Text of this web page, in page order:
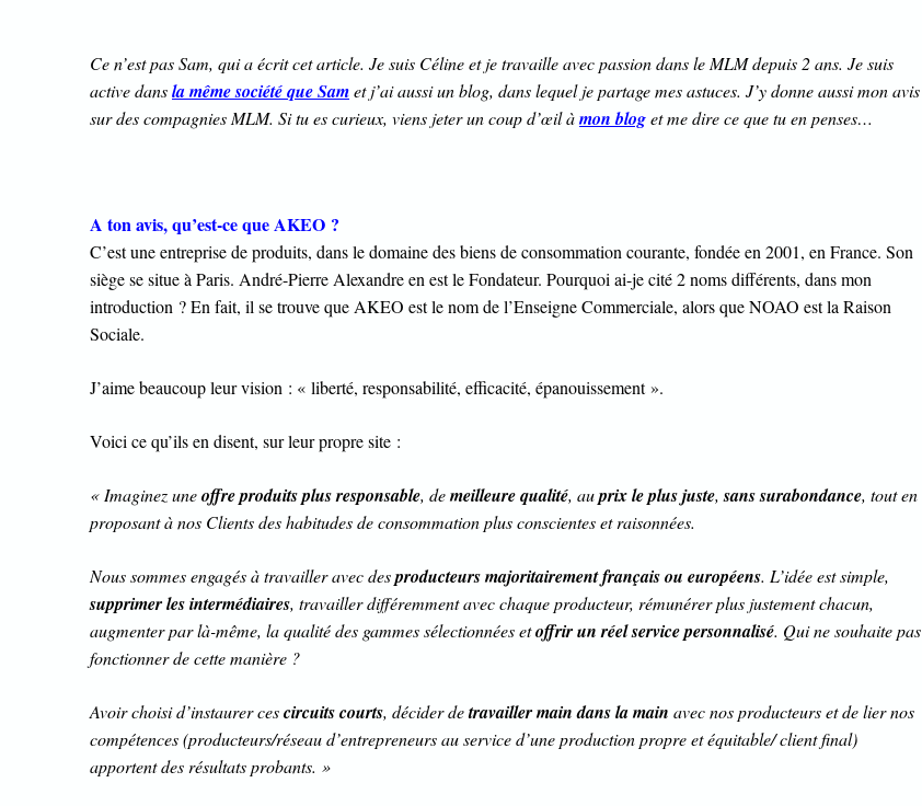
Ce n’est pas Sam, qui a écrit cet article. Je suis Céline et je travaille avec passion dans le MLM depuis 2 ans. Je suis
active dansla même société que Samet j’ai aussi un blog, dans lequel je partage mes astuces. J’y donne aussi mon avis
sur des compagnies MLM. Si tu es curieux, viens jeter un coup d’œil àmon bloget me dire ce que tu en penses…
A ton avis, qu’est-ce que AKEO ?
C’est une entreprise de produits, dans le domaine des biens de consommation courante, fondée en 2001, en France. Son
siège se situe à Paris. André-Pierre Alexandre en est le Fondateur. Pourquoi ai-je cité 2 noms différents, dans mon
introduction ? En fait, il se trouve que AKEO est le nom de l’Enseigne Commerciale, alors que NOAO est la Raison
Sociale.
J’aime beaucoup leur vision : « liberté, responsabilité, efficacité, épanouissement ».
Voici ce qu’ils en disent, sur leur propre site :
« Imaginez uneoffre produits plus responsable, demeilleure qualité, auprix le plus juste,sans surabondance, tout en
proposant à nos Clients des habitudes de consommation plus conscientes et raisonnées.
Nous sommes engagés à travailler avec desproducteurs majoritairement français ou européens. L’idée est simple,
supprimer les intermédiaires, travailler différemment avec chaque producteur, rémunérer plus justement chacun,
augmenter par là-même, la qualité des gammes sélectionnées etoffrir un réel service personnalisé. Qui ne souhaite pas
fonctionner de cette manière ?
Avoir choisi d’instaurer cescircuits courts, décider detravailler main dans la main avec nos producteurs et de lier nos
compétences (producteurs/réseau d’entrepreneurs au service d’une production propre et équitable/ client final)
apportent des résultats probants. »